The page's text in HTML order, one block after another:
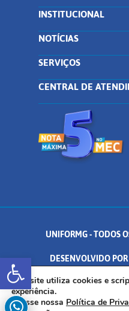
Abrir a barra
INSTITUCIONAL
NOTÍCIAS
SERVIÇOS
CENTRAL DE
UNIFORMG - TODOS
DESENVOLVIDO POR
AV. DR. ARNALDO DE SENNA,
Este site utiliza cookies e
experiência.
Acesse nossa Política de